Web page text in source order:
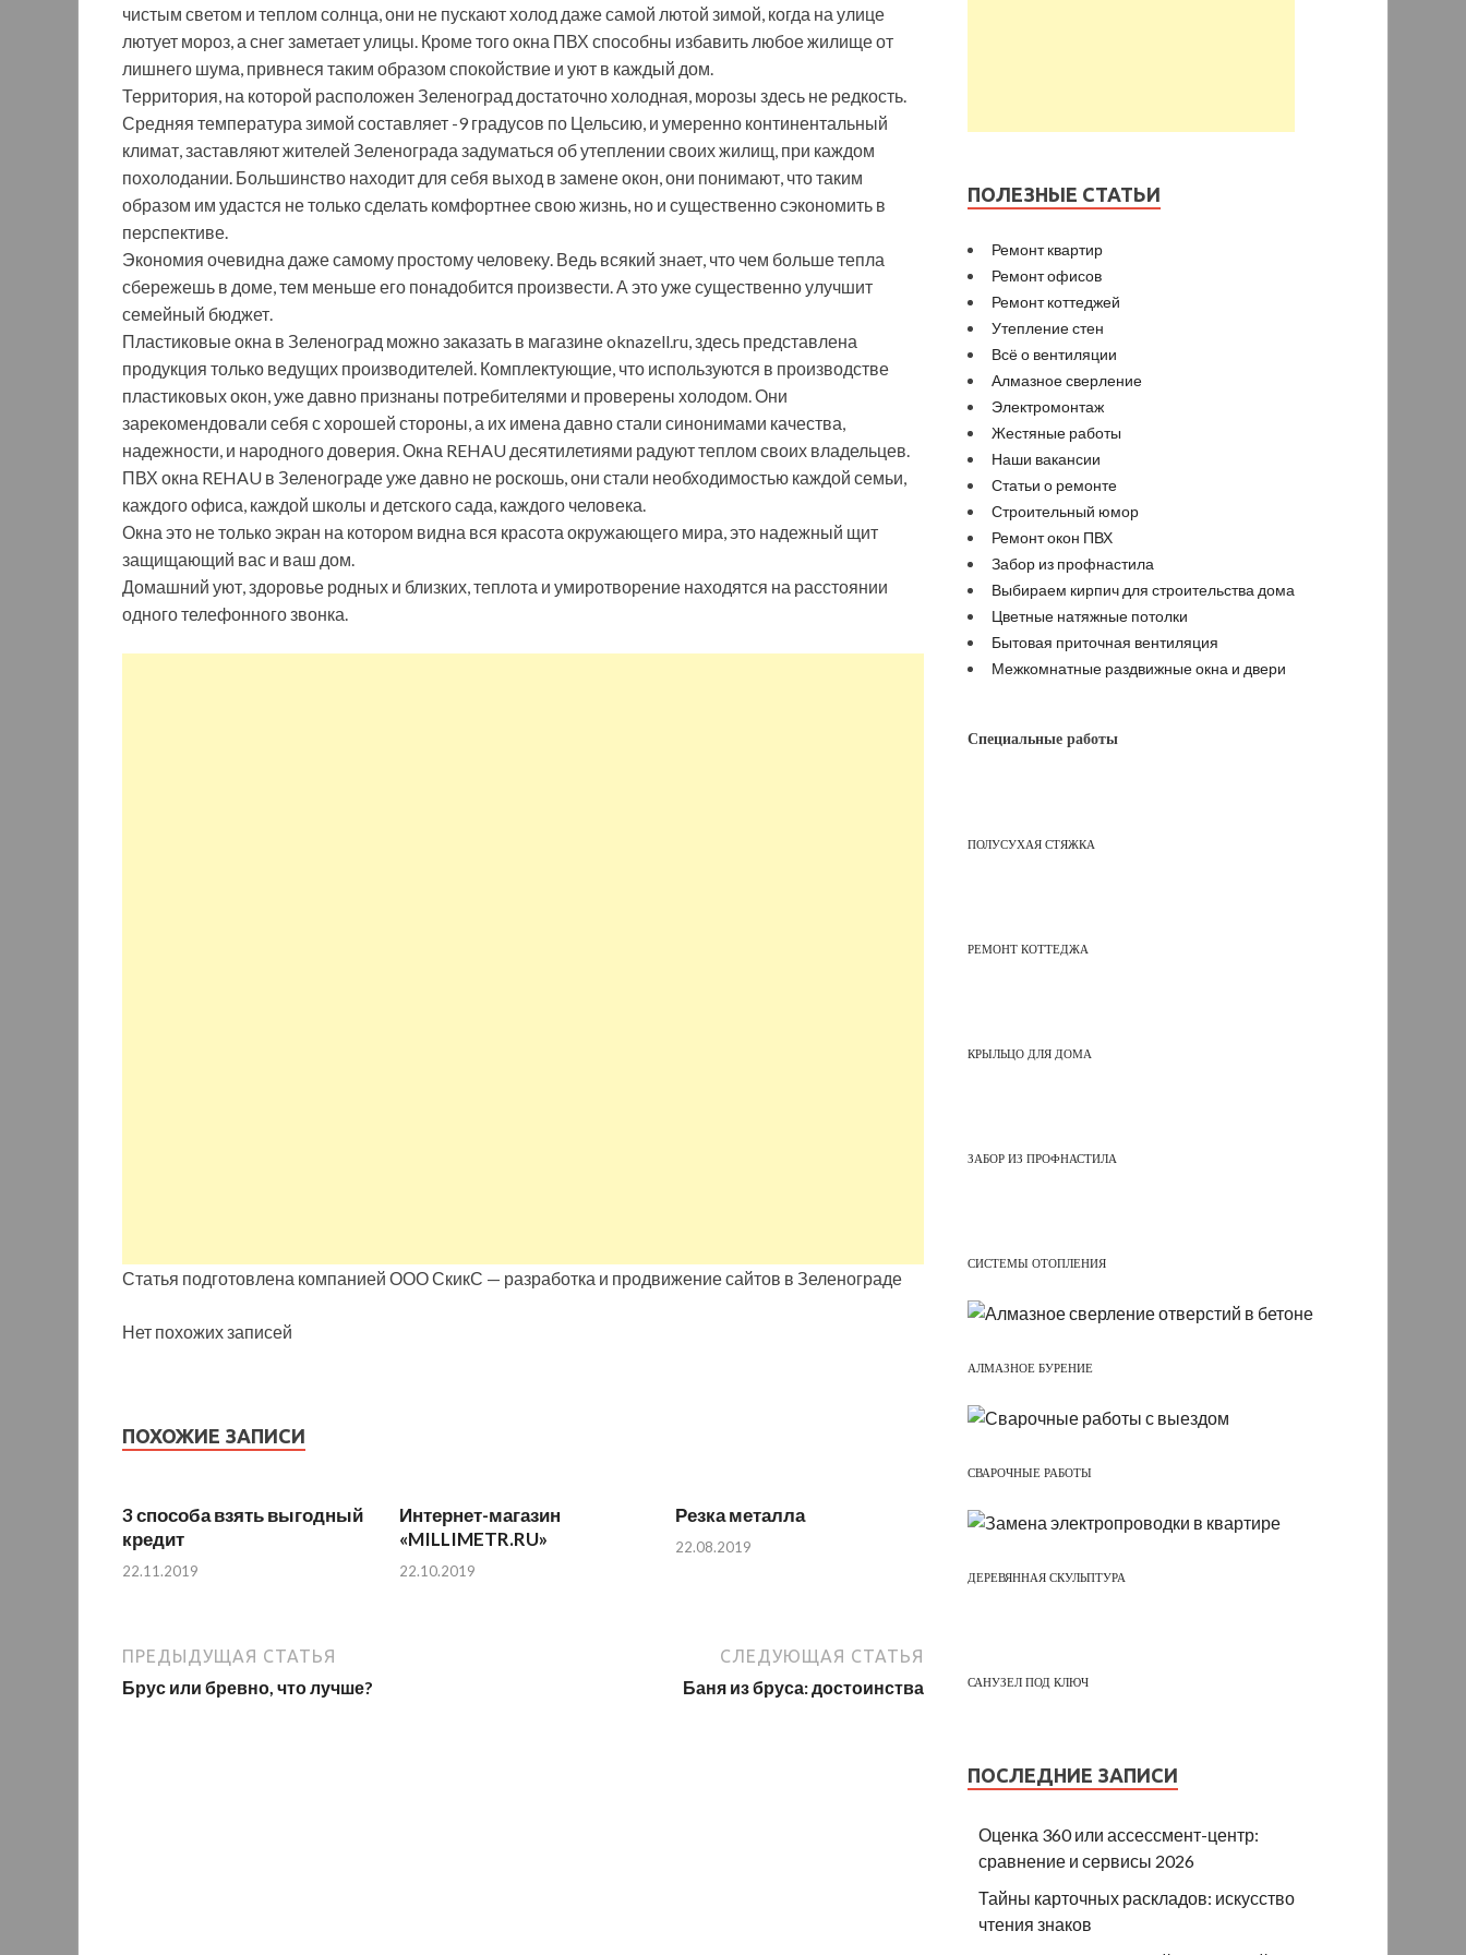
чистым светом и теплом солнца, они не пускают холод даже самой лютой зимой, когда на улице
лютует мороз, а снег заметает улицы. Кроме того окна ПВХ способны избавить любое жилище от
лишнего шума, привнеся таким образом спокойствие и уют в каждый дом.
Территория, на которой расположен Зеленоград достаточно холодная, морозы здесь не редкость.
Средняя температура зимой составляет -9 градусов по Цельсию, и умеренно континентальный
климат, заставляют жителей Зеленограда задуматься об утеплении своих жилищ, при каждом
похолодании. Большинство находит для себя выход в замене окон, они понимают, что таким
образом им удастся не только сделать комфортнее свою жизнь, но и существенно сэкономить в
перспективе.
Экономия очевидна даже самому простому человеку. Ведь всякий знает, что чем больше тепла
сбережешь в доме, тем меньше его понадобится произвести. А это уже существенно улучшит
семейный бюджет.
Пластиковые окна в Зеленоград можно заказать в магазине oknazell.ru, здесь представлена
продукция только ведущих производителей. Комплектующие, что используются в производстве
пластиковых окон, уже давно признаны потребителями и проверены холодом. Они
зарекомендовали себя с хорошей стороны, а их имена давно стали синонимами качества,
надежности, и народного доверия. Окна REHAU десятилетиями радуют теплом своих владельцев.
ПВХ окна REHAU в Зеленограде уже давно не роскошь, они стали необходимостью каждой семьи,
каждого офиса, каждой школы и детского сада, каждого человека.
Окна это не только экран на котором видна вся красота окружающего мира, это надежный щит
защищающий вас и ваш дом.
Домашний уют, здоровье родных и близких, теплота и умиротворение находятся на расстоянии
одного телефонного звонка.
Статья подготовлена компанией ООО СкикС — разработка и продвижение сайтов в Зеленограде
Нет похожих записей
ПОХОЖИЕ ЗАПИСИ
3 способа взять выгодный
кредит
22.11.2019
Интернет-магазин
«MILLIMETR.RU»
22.10.2019
Резка металла
22.08.2019
ПРЕДЫДУЩАЯ СТАТЬЯ
Брус или бревно, что лучше?
СЛЕДУЮЩАЯ СТАТЬЯ
Баня из бруса: достоинства
ПОЛЕЗНЫЕ СТАТЬИ
Ремонт квартир
Ремонт офисов
Ремонт коттеджей
Утепление стен
Всё о вентиляции
Алмазное сверление
Электромонтаж
Жестяные работы
Наши вакансии
Статьи о ремонте
Строительный юмор
Ремонт окон ПВХ
Забор из профнастила
Выбираем кирпич для строительства дома
Цветные натяжные потолки
Бытовая приточная вентиляция
Межкомнатные раздвижные окна и двери
Специальные работы
ПОЛУСУХАЯ СТЯЖКА
РЕМОНТ КОТТЕДЖА
КРЫЛЬЦО ДЛЯ ДОМА
ЗАБОР ИЗ ПРОФНАСТИЛА
СИСТЕМЫ ОТОПЛЕНИЯ
АЛМАЗНОЕ БУРЕНИЕ
СВАРОЧНЫЕ РАБОТЫ
ДЕРЕВЯННАЯ СКУЛЬПТУРА
САНУЗЕЛ ПОД КЛЮЧ
ПОСЛЕДНИЕ ЗАПИСИ
Оценка 360 или ассессмент-центр:
сравнение и сервисы 2026
Тайны карточных раскладов: искусство
чтения знаков